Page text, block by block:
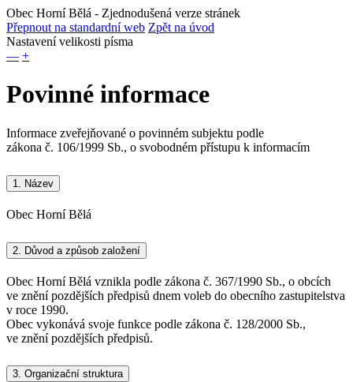
Obec Horní Bělá - Zjednodušená verze stránek
Přepnout na standardní web Zpět na úvod
Nastavení velikosti písma
— +
Povinné informace
Informace zveřejňované o povinném subjektu podle
zákona č. 106/1999 Sb., o svobodném přístupu k informacím
1. Název
Obec Horní Bělá
2. Důvod a způsob založení
Obec Horní Bělá vznikla podle zákona č. 367/1990 Sb., o obcích
ve znění pozdějších předpisů dnem voleb do obecního zastupitelstva
v roce 1990.
Obec vykonává svoje funkce podle zákona č. 128/2000 Sb.,
ve znění pozdějších předpisů.
3. Organizační struktura